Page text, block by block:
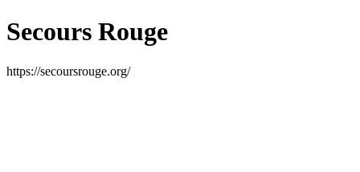
Secours Rouge
https://secoursrouge.org/